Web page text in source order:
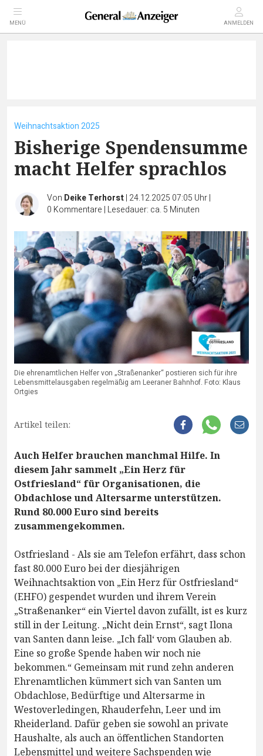
MENÜ ANMELDEN
Weihnachtsaktion 2025
Bisherige Spendensumme
macht Helfer sprachlos
Von Deike Terhorst| 24.12.2025 07:05 Uhr|
0 Kommentare | Lesedauer: ca. 5 Minuten
Die ehrenamtlichen Helfer von „Straßenanker“ postieren sich für ihre
Lebensmittelausgaben regelmäßig am Leeraner Bahnhof. Foto: Klaus
Ortgies
Artikel teilen:
Auch Helfer brauchen manchmal Hilfe. In
diesem Jahr sammelt „Ein Herz für
Ostfriesland“ für Organisationen, die
Obdachlose und Altersarme unterstützen.
Rund 80.000 Euro sind bereits
zusammengekommen.
Ostfriesland - Als sie am Telefon erfährt, dass schon
fast 80.000 Euro bei der diesjährigen
Weihnachtsaktion von „Ein Herz für Ostfriesland“
(EHFO) gespendet wurden und ihrem Verein
„Straßenanker“ ein Viertel davon zufällt, ist es kurz
still in der Leitung. „Nicht dein Ernst“, sagt Ilona
van Santen dann leise. „Ich fall‘ vom Glauben ab.
Eine so große Spende haben wir noch nie
bekommen.“ Gemeinsam mit rund zehn anderen
Ehrenamtlichen kümmert sich van Santen um
Obdachlose, Bedürftige und Altersarme in
Westoverledingen, Rhauderfehn, Leer und im
Rheiderland. Dafür geben sie sowohl an private
Haushalte, als auch an öffentlichen Standorten
Lebensmittel und weitere Sachspenden wie